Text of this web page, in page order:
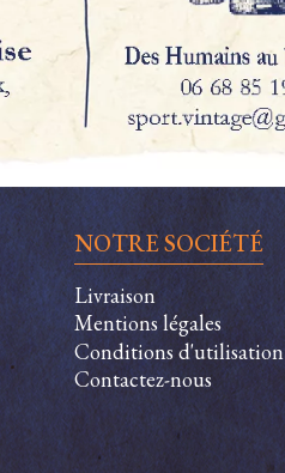
NOTRE SOCIÉTÉ
Livraison
Mentions légales
Conditions d'utilisation
Contactez-nous